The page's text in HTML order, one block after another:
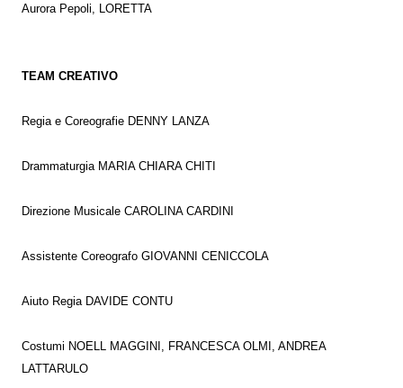
Aurora Pepoli, LORETTA
TEAM CREATIVO
Regia e Coreografie DENNY LANZA
Drammaturgia MARIA CHIARA CHITI
Direzione Musicale CAROLINA CARDINI
Assistente Coreografo GIOVANNI CENICCOLA
Aiuto Regia DAVIDE CONTU
Costumi NOELL MAGGINI, FRANCESCA OLMI, ANDREA
LATTARULO